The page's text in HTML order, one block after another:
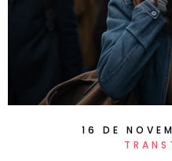
16 DE